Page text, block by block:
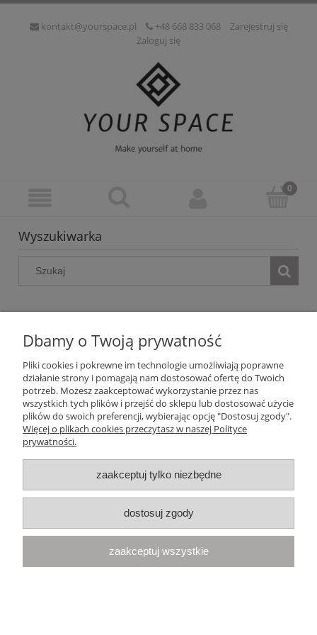
kontakt@yourspace.pl +48 668 833 068
Zarejestruj się
Zaloguj się
Wyszukiwarka
Ten produkt jest niedostępny.
Pomoc
Moje konto
Informacje
O nas
| Olimpijska 8, 86-010 Samociążek, woj. kujawsko-
pomorskie | telefon:668 833 068, e-mail:kontakt@yourspace.pl
Dbamy o Twoją prywatność
Pliki cookies i pokrewne im technologie umożliwiają poprawne
działanie strony i pomagają nam dostosować ofertę do Twoich
potrzeb. Możesz zaakceptować wykorzystanie przez nas
wszystkich tych plików i przejść do sklepu lub dostosować użycie
plików do swoich preferencji, wybierając opcję "Dostosuj zgody".
Więcej o plikach cookies przeczytasz w naszej Polityce
prywatności.
zaakceptuj tylko niezbędne
dostosuj zgody
zaakceptuj wszystkie